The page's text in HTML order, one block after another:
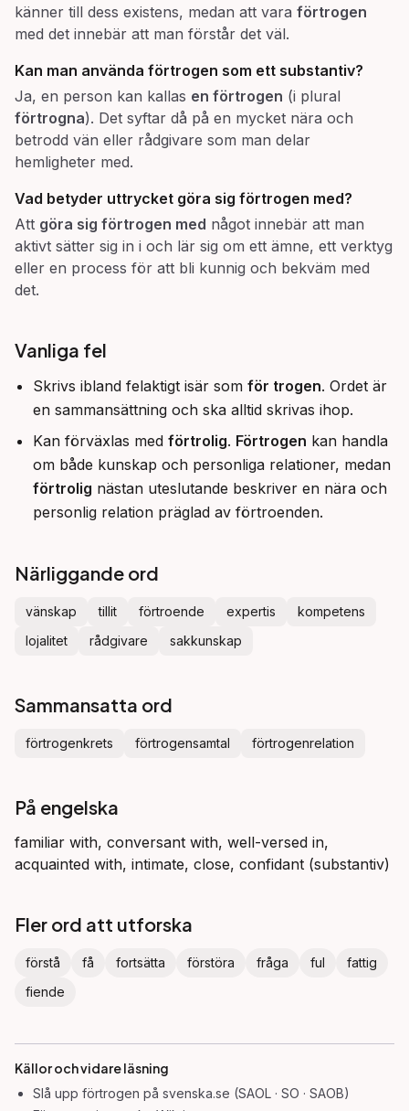
känner till dess existens, medan att vara förtrogen
med det innebär att man förstår det väl.
Kan man använda förtrogen som ett substantiv?
Ja, en person kan kallas en förtrogen (i plural
förtrogna). Det syftar då på en mycket nära och
betrodd vän eller rådgivare som man delar
hemligheter med.
Vad betyder uttrycket göra sig förtrogen med?
Att göra sig förtrogen med något innebär att man
aktivt sätter sig in i och lär sig om ett ämne, ett verktyg
eller en process för att bli kunnig och bekväm med
det.
Vanliga fel
Skrivs ibland felaktigt isär som för trogen. Ordet är
en sammansättning och ska alltid skrivas ihop.
Kan förväxlas med förtrolig. Förtrogen kan handla
om både kunskap och personliga relationer, medan
förtrolig nästan uteslutande beskriver en nära och
personlig relation präglad av förtroenden.
Närliggande ord
vänskap tillit förtroende expertis
kompetens
lojalitet
rådgivare sakkunskap
Sammansatta ord
förtrogenkrets förtrogensamtal förtrogenrelation
På engelska
familiar with, conversant with, well-versed in,
acquainted with, intimate, close, confidant (substantiv)
Fler ord att utforska
förstå få fortsätta förstöra fråga ful
fattig
fiende
Källor och vidare läsning
Slå upp förtrogen på svenska.se (SAOL · SO · SAOB)